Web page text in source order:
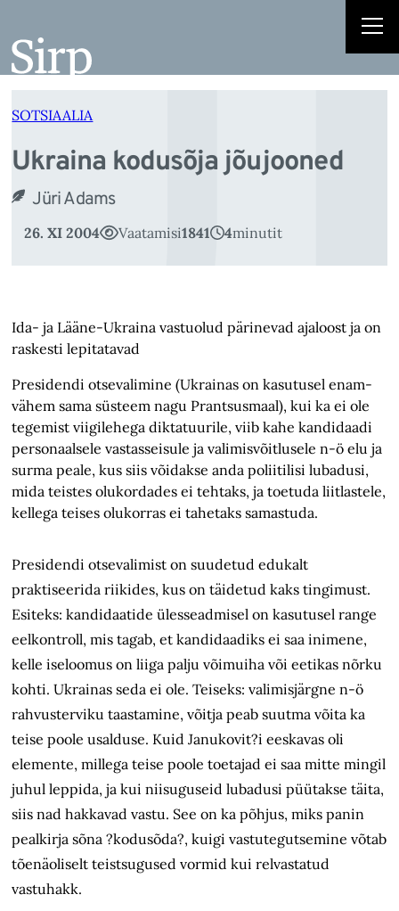
juurde
SOTSIAALIA
Ukraina kodusõja jõujooned
Jüri Adams
26. XI 2004 Vaatamisi1841 4minutit
Ida- ja Lääne-Ukraina vastuolud pärinevad ajaloost ja on
raskesti lepitatavad
Presidendi otsevalimine (Ukrainas on kasutusel enam-
vähem sama süsteem nagu Prantsusmaal), kui ka ei ole
tegemist viigilehega diktatuurile, viib kahe kandidaadi
personaalsele vastasseisule ja valimisvõitlusele n-ö elu ja
surma peale, kus siis võidakse anda poliitilisi lubadusi,
mida teistes olukordades ei tehtaks, ja toetuda liitlastele,
kellega teises olukorras ei tahetaks samastuda.
Presidendi otsevalimist on suudetud edukalt
praktiseerida riikides, kus on täidetud kaks tingimust.
Esiteks: kandidaatide ülesseadmisel on kasutusel range
eelkontroll, mis tagab, et kandidaadiks ei saa inimene,
kelle iseloomus on liiga palju võimuiha või eetikas nõrku
kohti. Ukrainas seda ei ole. Teiseks: valimisjärgne n-ö
rahvusterviku taastamine, võitja peab suutma võita ka
teise poole usalduse. Kuid Janukovit?i eeskavas oli
elemente, millega teise poole toetajad ei saa mitte mingil
juhul leppida, ja kui niisuguseid lubadusi püütakse täita,
siis nad hakkavad vastu. See on ka põhjus, miks panin
pealkirja sõna ?kodusõda?, kuigi vastutegutsemine võtab
tõenäoliselt teistsugused vormid kui relvastatud
vastuhakk.